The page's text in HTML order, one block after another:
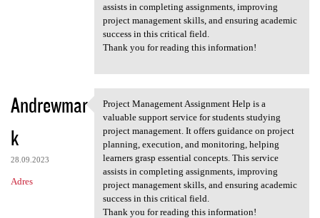
assists in completing assignments, improving
project management skills, and ensuring academic
success in this critical field.
Thank you for reading this information!
Andrewmar
k
28.09.2023
Adres
Project Management Assignment
Project Management Assignment Help is a
valuable support service for students studying
project management. It offers guidance on project
planning, execution, and monitoring, helping
learners grasp essential concepts. This service
assists in completing assignments, improving
project management skills, and ensuring academic
success in this critical field.
Thank you for reading this information!